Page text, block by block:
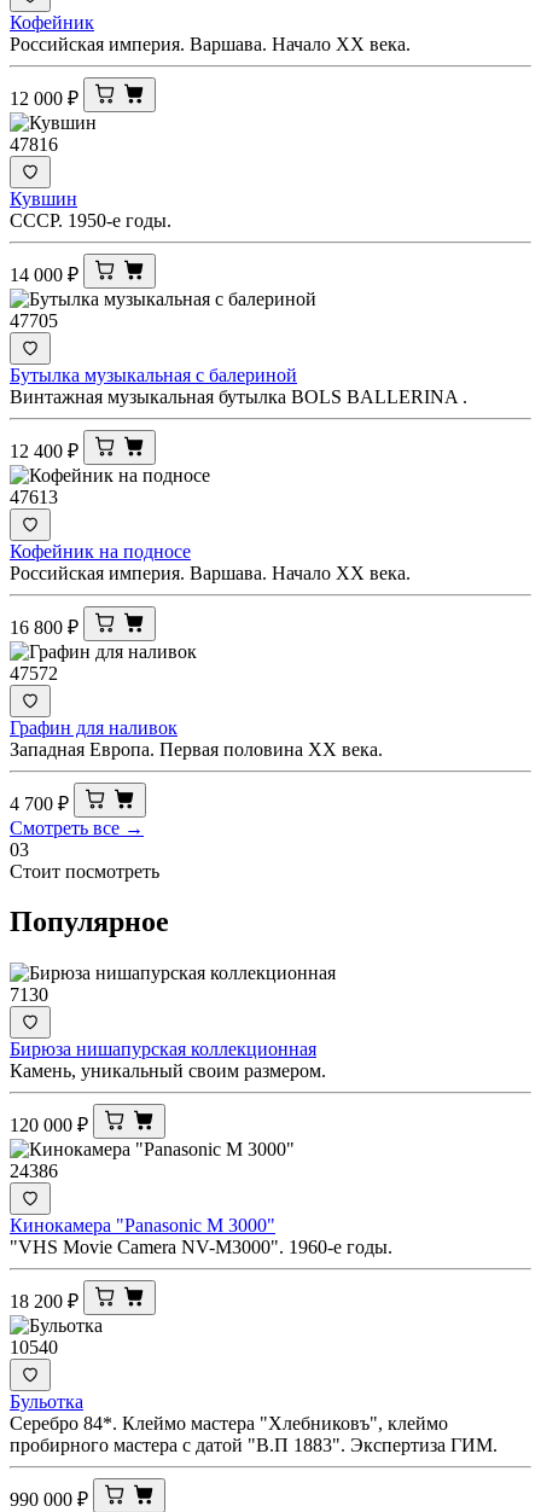
Кофейник
Российская империя. Варшава. Начало XX века.
12 000 ₽
47816
Кувшин
СССР. 1950-е годы.
14 000 ₽
47705
Бутылка музыкальная с балериной
Винтажная музыкальная бутылка BOLS BALLERINA .
12 400 ₽
47613
Кофейник на подносе
Российская империя. Варшава. Начало XX века.
16 800 ₽
47572
Графин для наливок
Западная Европа. Первая половина ХХ века.
4 700 ₽
Смотреть все →
03
Стоит посмотреть
Популярное
7130
Бирюза нишапурская коллекционная
Камень, уникальный своим размером.
120 000 ₽
24386
Кинокамера "Panasonic M 3000"
"VHS Movie Camera NV-M3000". 1960-е годы.
18 200 ₽
10540
Бульотка
Серебро 84*. Клеймо мастера "Хлебниковъ", клеймо
пробирного мастера с датой "В.П 1883". Экспертиза ГИМ.
990 000 ₽